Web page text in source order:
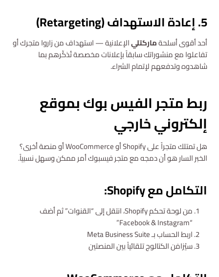
5. إعادة الاستهداف (Retargeting)
أحد أقوى أسلحةماركتليالإعلانية — استهداف من زاروا متجرك أو
تفاعلوا مع منشوراتك سابقاً بإعلانات مخصصة تُذكّرهم بما
شاهدوه وتدفعهم لإتمام الشراء.
ربط متجر الفيس بوك بموقع
إلكتروني خارجي
هل تمتلك متجراً على Shopify أو WooCommerce أو منصة أخرى؟
الخبر السار هو أن دمجه مع متجر فيسبوك أمر ممكن وسهل نسبياً.
التكامل مع Shopify:
من لوحة تحكم Shopify، انتقل إلى “القنوات” ثم أضف
“Facebook & Instagram”
اربط الحساب بـ Meta Business Suite
سيُزامَن الكتالوج تلقائياً بين المنصتين